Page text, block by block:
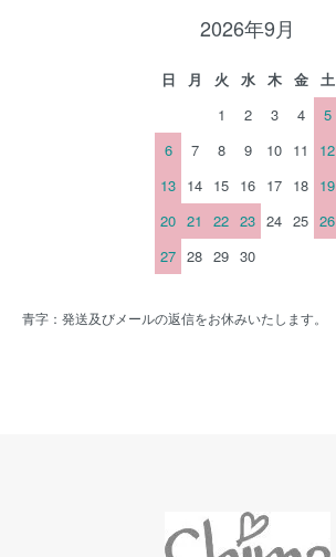
2026年9月
日 月 火 水 木 金
土
1
2 3 4
5
6
7 8 9 10 11
12
13 14 15 16 17 18 19
20 21 22 23 24 25 26
27 28 29 30
青字：発送及びメールの返信をお休みいたします。